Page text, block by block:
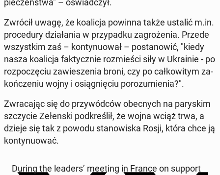
pie­czeń­stwa" – oświad­czył.
Zwrócił uwagę, że ko­ali­cja powinna także ustalić m.in.
pro­ce­du­ry dzia­ła­nia w przy­pad­ku za­gro­że­nia. Przede
wszyst­kim zaś – kon­ty­nu­ował – po­sta­no­wić, "kiedy
nasza ko­ali­cja fak­tycz­nie roz­mie­ści siły w Ukra­inie - po
roz­po­czę­ciu za­wie­sze­nia broni, czy po cał­ko­wi­tym za­
koń­cze­niu wojny i osią­gnię­ciu po­ro­zu­mie­nia?".
Zwra­ca­jąc się do przy­wód­ców obec­nych na pa­ry­skim
szczy­cie Ze­łen­ski pod­kre­ślił, że wojna wciąż trwa, a
dzieje się tak z powodu sta­no­wi­ska Rosji, która chce ją
kon­ty­nu­ować.
During the leaders’ meeting in France on support